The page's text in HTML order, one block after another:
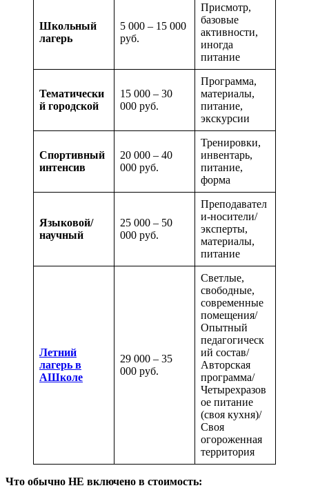
Школьный
лагерь
5 000 – 15 000
руб.
Присмотр,
базовые
активности,
иногда
питание
Тематически
й городской
15 000 – 30
000 руб.
Программа,
материалы,
питание,
экскурсии
Спортивный
интенсив
20 000 – 40
000 руб.
Тренировки,
инвентарь,
питание,
форма
Языковой/
научный
25 000 – 50
000 руб.
Преподавател
и-носители/
эксперты,
материалы,
питание
Летний
лагерь в
АШколе
29 000 – 35
000 руб.
Светлые,
свободные,
современные
помещения/
Опытный
педагогическ
ий состав/
Авторская
программа/
Четырехразов
ое питание
(своя кухня)/
Своя
огороженная
территория
Что обычно НЕ включено в стоимость: